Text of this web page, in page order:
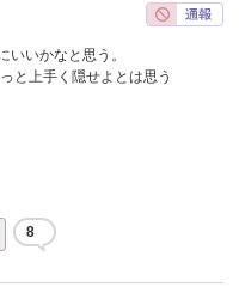
いいかなと思う。
と上手く隠せよとは思う
8